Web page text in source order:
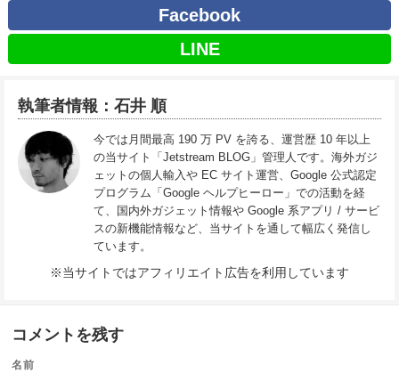
Facebook
LINE
執筆者情報：石井 順
今では月間最高 190 万 PV を誇る、運営歴 10 年以上
の当サイト「Jetstream BLOG」管理人です。海外ガジ
ェットの個人輸入や EC サイト運営、Google 公式認定
プログラム「Google ヘルプヒーロー」での活動を経
て、国内外ガジェット情報や Google 系アプリ / サービ
スの新機能情報など、当サイトを通して幅広く発信し
ています。
※当サイトではアフィリエイト広告を利用しています
コメントを残す
名前